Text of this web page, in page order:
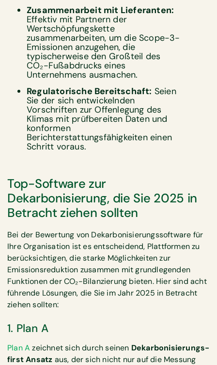
Zusammenarbeit mit Lieferanten:
Effektiv mit Partnern der
Wertschöpfungskette
zusammenarbeiten, um die Scope-3-
Emissionen anzugehen, die
typischerweise den Großteil des
CO₂-Fußabdrucks eines
Unternehmens ausmachen.
Regulatorische Bereitschaft: Seien
Sie der sich entwickelnden
Vorschriften zur Offenlegung des
Klimas mit prüfbereiten Daten und
konformen
Berichterstattungsfähigkeiten einen
Schritt voraus.
Top-Software zur
Dekarbonisierung, die Sie 2025 in
Betracht ziehen sollten
Bei der Bewertung von Dekarbonisierungssoftware für
Ihre Organisation ist es entscheidend, Plattformen zu
berücksichtigen, die starke Möglichkeiten zur
Emissionsreduktion zusammen mit grundlegenden
Funktionen der CO₂-Bilanzierung bieten. Hier sind acht
führende Lösungen, die Sie im Jahr 2025 in Betracht
ziehen sollten:
1. Plan A
Plan A zeichnet sich durch seinen Dekarbonisierungs-
first Ansatz aus, der sich nicht nur auf die Messung